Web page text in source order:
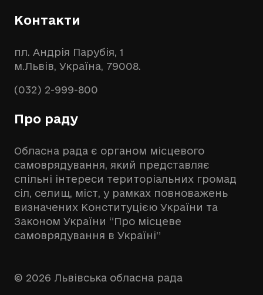
Контакти
пл. Андрія Парубія, 1
м.Львів, Україна, 79008.
(032) 2-999-800
Про раду
Обласна рада є органом місцевого
самоврядування, який представляє
спільні інтереси територіальних громад
сіл, селищ, міст, у рамках повноважень
визначених Конституцією України та
Законом України “Про місцеве
самоврядування в Україні”
© 2026 Львівська обласна рада